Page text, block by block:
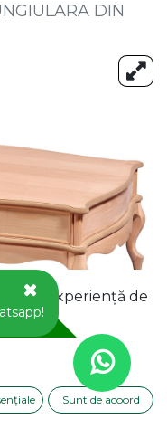
DIN
o experiență de
web.
Sunt de acoord